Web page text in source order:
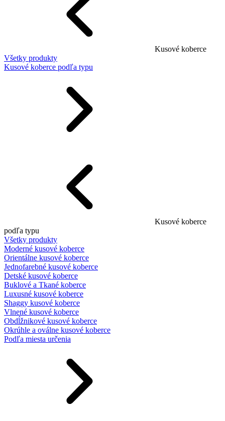
Kusové koberce
Všetky produkty
Kusové koberce podľa typu
Kusové koberce
podľa typu
Všetky produkty
Moderné kusové koberce
Orientálne kusové koberce
Jednofarebné kusové koberce
Detské kusové koberce
Buklové a Tkané koberce
Luxusné kusové koberce
Shaggy kusové koberce
Vlnené kusové koberce
Obdĺžnikové kusové koberce
Okrúhle a oválne kusové koberce
Podľa miesta určenia